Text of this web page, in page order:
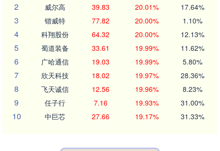
2 威尔高 39.83 20.01% 17.64%
3 锴威特 77.82 20.00% 1.10%
4 科翔股份 64.32 20.00% 12.13%
5 蜀道装备 33.61 19.99% 11.62%
6 广哈通信 19.03 19.99% 5.80%
7 欣天科技 18.02 19.97% 28.36%
8 飞天诚信 12.56 19.96% 8.23%
9 任子行 7.16 19.93% 31.00%
10 中巨芯 27.66 19.17% 31.33%